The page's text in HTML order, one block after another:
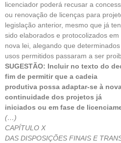
licenciador poderá recusar a
ou renovação de licenças para
legislação anterior, mesmo que já
sido elaborados e protocolizados
nova lei, alegando que determinados
usos permitidos passaram a ser
SUGESTÃO: Incluir no texto do
fim de permitir que a cadeia
produtiva possa adaptar-se à
continuidade dos projetos já
iniciados ou em fase de
(…)
CAPÍTULO X
DAS DISPOSIÇÕES FINAIS E